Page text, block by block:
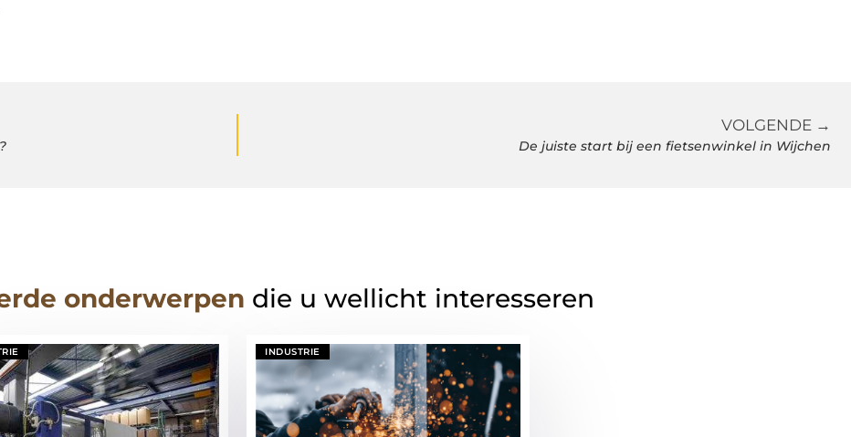
VOLGENDE →
De juiste start bij een fietsenwinkel in Wijchen
onderwerpen die u wellicht interesseren
INDUSTRIE